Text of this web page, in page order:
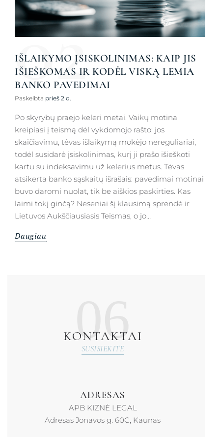
02
IŠLAIKYMO ĮSISKOLINIMAS: KAIP JIS
IŠIEŠKOMAS IR KODĖL VISKĄ LEMIA
BANKO PAVEDIMAI
Paskelbta prieš 2 d.
Po skyrybų praėjo keleri metai. Vaikų motina
kreipiasi į teismą dėl vykdomojo rašto: jos
skaičiavimu, tėvas išlaikymą mokėjo nereguliariai,
todėl susidarė įsiskolinimas, kurį ji prašo išieškoti
kartu su indeksavimu už kelerius metus. Tėvas
atsikerta banko sąskaitų išrašais: pavedimai motinai
buvo daromi nuolat, tik be aiškios paskirties. Kas
laimi tokį ginčą? Neseniai šį klausimą sprendė ir
Lietuvos Aukščiausiasis Teismas, o jo…
Daugiau
06
KONTAKTAI
SUSISIEKITE
ADRESAS
APB KIZNĖ LEGAL
Adresas Jonavos g. 60C, Kaunas